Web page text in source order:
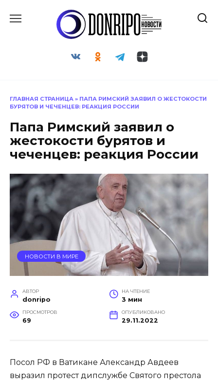
ГЛАВНАЯ СТРАНИЦА » ПАПА РИМСКИЙ ЗАЯВИЛ О ЖЕСТОКОСТИ
БУРЯТОВ И ЧЕЧЕНЦЕВ: РЕАКЦИЯ РОССИИ
Папа Римский заявил о
жестокости бурятов и
чеченцев: реакция России
НОВОСТИ В МИРЕ
АВТОР
donripo
НА ЧТЕНИЕ
3 мин
ПРОСМОТРОВ
69
ОПУБЛИКОВАНО
29.11.2022
Посол РФ в Ватикане Александр Авдеев
выразил протест дипслужбе Святого престола